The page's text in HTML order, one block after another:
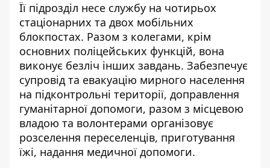
Її підрозділ несе службу на чотирьох
стаціонарних та двох мобільних
блокпостах. Разом з колегами, крім
основних поліцейських функцій, вона
виконує безліч інших завдань. Забезпечує
супровід та евакуацію мирного населення
на підконтрольні території, доправлення
гуманітарної допомоги, разом з місцевою
владою та волонтерами організовує
розселення переселенців, приготування
їжі, надання медичної допомоги.